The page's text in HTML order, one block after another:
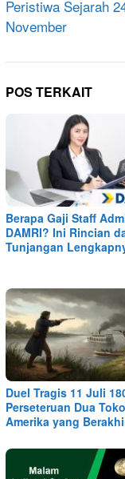
pos
Peristiwa Sejarah
November
POS TERKAIT
Berapa Gaji Staff
DAMRI? Ini Rincian
Tunjangan
Duel Tragis 11 Juli
Perseteruan Dua
Amerika yang